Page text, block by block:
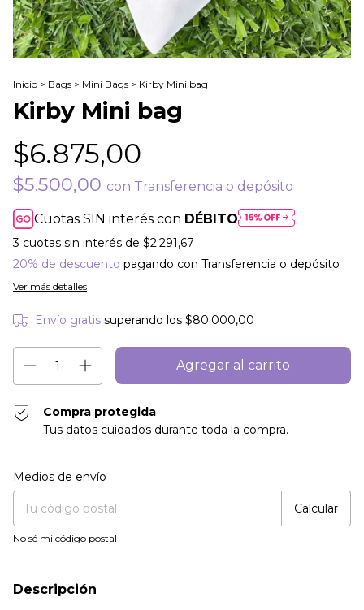
Inicio > Bags > Mini Bags > Kirby Mini bag
Kirby Mini bag
$6.875,00
$5.500,00 con Transferencia o depósito
Cuotas SIN interés con DÉBITO
3 cuotas sin interés de $2.291,67
20% de descuento pagando con Transferencia o depósito
Ver más detalles
Envío gratis superando los $80.000,00
Compra protegida
Tus datos cuidados durante toda la compra.
Entregas para el CP:
Medios de envío
Calcular
No sé mi código postal
Descripción